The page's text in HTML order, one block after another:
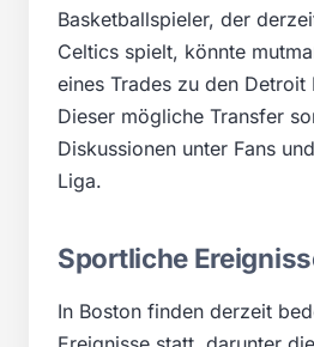
Basketballspieler, der
Celtics spielt, könnte
eines Trades zu den Detroit
Dieser mögliche Transfer
Diskussionen unter Fans
Liga.
Sportliche
In Boston finden derzeit